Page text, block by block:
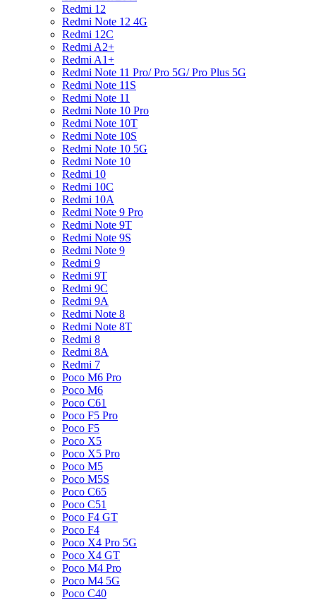
Redmi 12
Redmi Note 12 4G
Redmi 12C
Redmi A2+
Redmi A1+
Redmi Note 11 Pro/ Pro 5G/ Pro Plus 5G
Redmi Note 11S
Redmi Note 11
Redmi Note 10 Pro
Redmi Note 10T
Redmi Note 10S
Redmi Note 10 5G
Redmi Note 10
Redmi 10
Redmi 10C
Redmi 10A
Redmi Note 9 Pro
Redmi Note 9T
Redmi Note 9S
Redmi Note 9
Redmi 9
Redmi 9T
Redmi 9C
Redmi 9A
Redmi Note 8
Redmi Note 8T
Redmi 8
Redmi 8A
Redmi 7
Poco M6 Pro
Poco M6
Poco C61
Poco F5 Pro
Poco F5
Poco X5
Poco X5 Pro
Poco M5
Poco M5S
Poco C65
Poco C51
Poco F4 GT
Poco F4
Poco X4 Pro 5G
Poco X4 GT
Poco M4 Pro
Poco M4 5G
Poco C40